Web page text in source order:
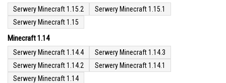
Serwery Minecraft 1.15.2
Serwery Minecraft 1.15.1
Serwery Minecraft 1.15
Minecraft 1.14
Serwery Minecraft 1.14.4
Serwery Minecraft 1.14.3
Serwery Minecraft 1.14.2
Serwery Minecraft 1.14.1
Serwery Minecraft 1.14